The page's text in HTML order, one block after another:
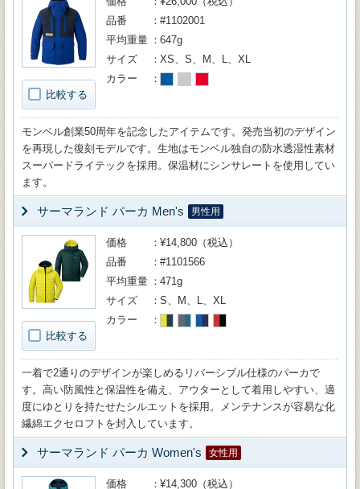
比較する
品番
#1102001
平均重量
647g
サイズ
XS、S、M、L、XL
カラー
モンベル創業50周年を記念したアイテムです。発売当初のデザイン
を再現した復刻モデルです。生地はモンベル独自の防水透湿性素材
スーパードライテックを採用。保温材にシンサレートを使用してい
ます。
サーマランド パーカ Men's 男性用
比較する
価格
¥14,800（税込）
品番
#1101566
平均重量
471g
サイズ
S、M、L、XL
カラー
一着で2通りのデザインが楽しめるリバーシブル仕様のパーカで
す。高い防風性と保温性を備え、アウターとして着用しやすい、適
度にゆとりを持たせたシルエットを採用。メンテナンスが容易な化
繊綿エクセロフトを封入しています。
サーマランド パーカ Women's 女性用
価格 ¥14,300（税込）